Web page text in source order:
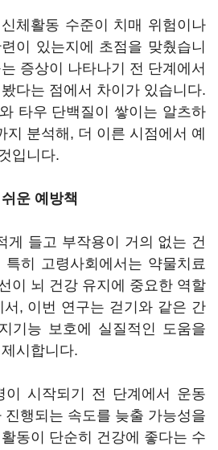
체활동 수준이 치매 위험이나
이 있는지에 초점을 맞췄습니
증상이 나타나기 전 단계에서
다는 점에서 차이가 있습니다.
타우 단백질이 쌓이는 알츠하
지 분석해, 더 이른 시점에서 예
입니다.
운 예방책
게 들고 부작용이 거의 없는 건
히 고령사회에서는 약물치료
이 뇌 건강 유지에 중요한 역할
, 이번 연구는 걷기와 같은 간
기능 보호에 실질적인 도움을
시합니다.
이 시작되기 전 단계에서 운동
행되는 속도를 늦출 가능성을
동이 단순히 건강에 좋다는 수